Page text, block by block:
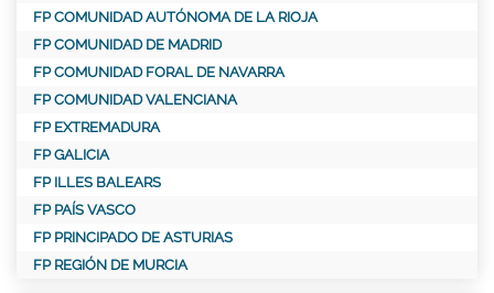
FP COMUNIDAD AUTÓNOMA DE LA RIOJA
FP COMUNIDAD DE MADRID
FP COMUNIDAD FORAL DE NAVARRA
FP COMUNIDAD VALENCIANA
FP EXTREMADURA
FP GALICIA
FP ILLES BALEARS
FP PAÍS VASCO
FP PRINCIPADO DE ASTURIAS
FP REGIÓN DE MURCIA